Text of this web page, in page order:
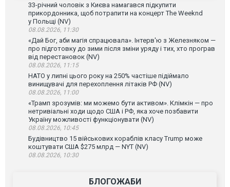
33-річний чоловік з Києва намагався підкупити
прикордонника, щоб потрапити на концерт The Weeknd
у Польщі (NV)
08.08.2026, 11:30
«Дай Бог, аби магія спрацювала». Інтерв'ю з Железняком —
про підготовку до зими після зміни уряду і тих, хто програв
від перестановок (NV)
08.08.2026, 11:15
НАТО у липні цього року на 250% частіше підіймало
винищувачі для перехоплення літаків РФ (NV)
08.08.2026, 11:00
«Трамп зрозумів: ми можемо бути активом». Клімкін — про
нетривіальні ходи щодо США і РФ, яка хоче позбавити
Україну можливості функціонувати (NV)
08.08.2026, 10:45
Будівництво 15 військових кораблів класу Trump може
коштувати США $275 млрд — NYT (NV)
08.08.2026, 10:30
БЛОГОЖАБИ